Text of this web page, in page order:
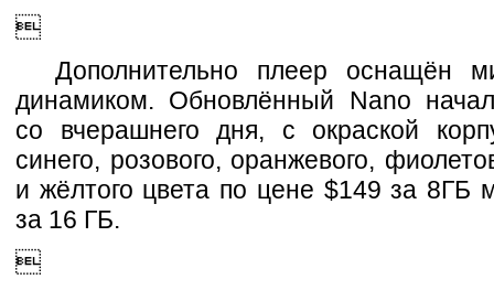

Дополнительно плеер оснащён
динамиком. Обновлённый Nano начал
со вчерашнего дня, с окраской
синего, розового, оранжевого,
и жёлтого цвета по цене $149 за 8ГБ
за 16 ГБ.
